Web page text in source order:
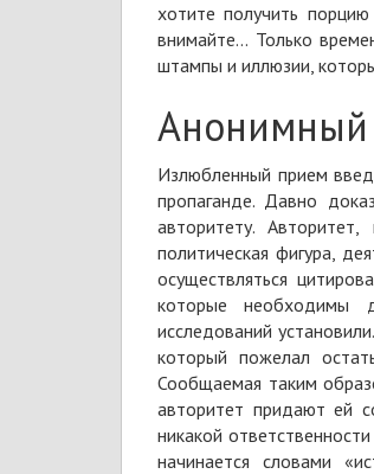
хотите получить
внимайте... Только
штампы и иллюзии,
Анонимный
Излюбленный прием
пропаганде. Давно
авторитету.
политическая фигура,
осуществляться
которые необходимы
исследований
который пожелал
Сообщаемая таким
авторитет придают ей
никакой
начинается словами